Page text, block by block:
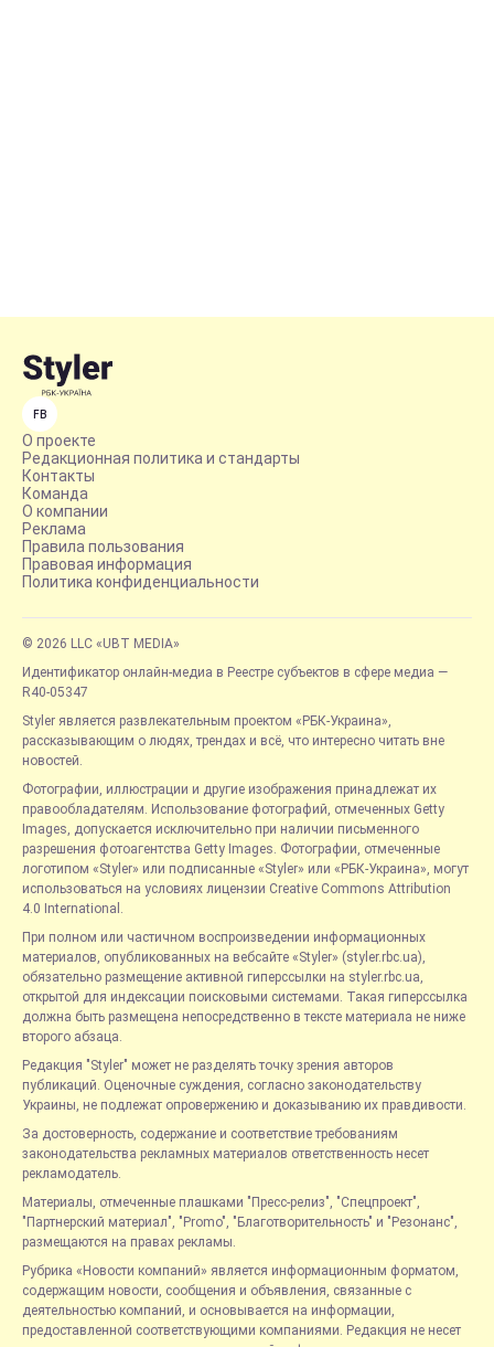
FB
О проекте
Редакционная политика и стандарты
Контакты
Команда
О компании
Реклама
Правила пользования
Правовая информация
Политика конфиденциальности
© 2026 LLC «UBT MEDIA»
Идентификатор онлайн-медиа в Реестре субъектов в сфере медиа —
R40-05347
Styler является развлекательным проектом «РБК-Украина»,
рассказывающим о людях, трендах и всё, что интересно читать вне
новостей.
Фотографии, иллюстрации и другие изображения принадлежат их
правообладателям. Использование фотографий, отмеченных Getty
Images, допускается исключительно при наличии письменного
разрешения фотоагентства Getty Images. Фотографии, отмеченные
логотипом «Styler» или подписанные «Styler» или «РБК-Украина», могут
использоваться на условиях лицензии Creative Commons Attribution
4.0 International.
При полном или частичном воспроизведении информационных
материалов, опубликованных на вебсайте «Styler» (styler.rbc.ua),
обязательно размещение активной гиперссылки на styler.rbc.ua,
открытой для индексации поисковыми системами. Такая гиперссылка
должна быть размещена непосредственно в тексте материала не ниже
второго абзаца.
Редакция "Styler" может не разделять точку зрения авторов
публикаций. Оценочные суждения, согласно законодательству
Украины, не подлежат опровержению и доказыванию их правдивости.
За достоверность, содержание и соответствие требованиям
законодательства рекламных материалов ответственность несет
рекламодатель.
Материалы, отмеченные плашками "Пресс-релиз", "Спецпроект",
"Партнерский материал", "Promo", "Благотворительность" и "Резонанс",
размещаются на правах рекламы.
Рубрика «Новости компаний» является информационным форматом,
содержащим новости, сообщения и объявления, связанные с
деятельностью компаний, и основывается на информации,
предоставленной соответствующими компаниями. Редакция не несет